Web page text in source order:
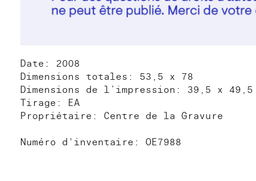
Date: 2008
Dimensions totales: 53,5 x 78
Dimensions de l’impression: 39,5 x 49,5
Tirage: EA
Propriétaire: Centre de la Gravure
Numéro d'inventaire: OE7988